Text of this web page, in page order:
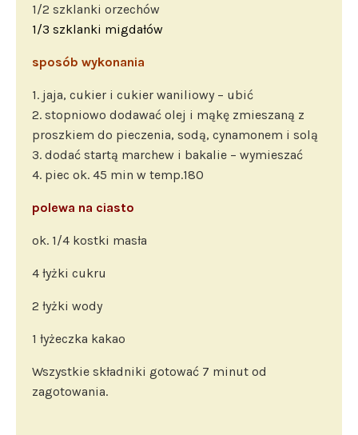
1/2 szklanki orzechów
1/3 szklanki migdałów
sposób wykonania
1. jaja, cukier i cukier waniliowy – ubić
2. stopniowo dodawać olej i mąkę zmieszaną z
proszkiem do pieczenia, sodą, cynamonem i solą
3. dodać startą marchew i bakalie – wymieszać
4. piec ok. 45 min w temp.180
polewa na ciasto
ok. 1/4 kostki masła
4 łyżki cukru
2 łyżki wody
1 łyżeczka kakao
Wszystkie składniki gotować 7 minut od
zagotowania.